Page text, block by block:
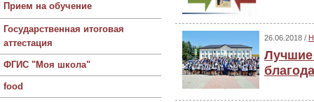
Прием на обучение
Государственная итоговая
аттестация
ФГИС "Моя школа"
food
26.06.2018 /
Лучшие